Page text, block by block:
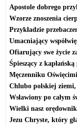
Apostole dobrego
Wzorze znoszenia
Przykładzie
Umacniający
Ofiarujący swe życie
Śpieszący z kapłańską
Męczenniku
Chlubo polskiej ziemi,
Wsławiony po całym
Wielki nasz
Jezu Chryste, który